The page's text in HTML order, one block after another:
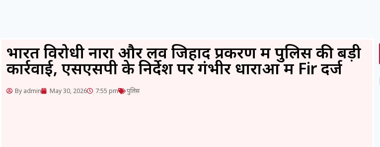
भारत विरोधी नारों और लव जिहाद प्रकरण में पुलिस की बड़ी
कार्रवाई, एसएसपी के निर्देश पर गंभीर धाराओं में Fir दर्ज
By admin May 30, 2026 7:55 pm पुलिस